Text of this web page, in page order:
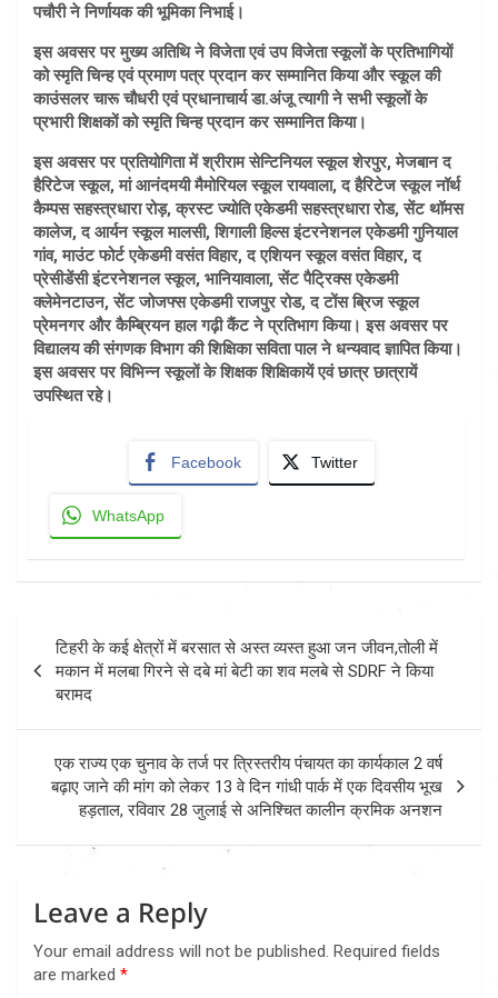
पचौरी ने निर्णायक की भूमिका निभाई।
इस अवसर पर मुख्य अतिथि ने विजेता एवं उप विजेता स्कूलों के प्रतिभागियों
को स्मृति चिन्ह एवं प्रमाण पत्र प्रदान कर सम्मानित किया और स्कूल की
काउंसलर चारू चौधरी एवं प्रधानाचार्य डा.अंजू त्यागी ने सभी स्कूलों के
प्रभारी शिक्षकों को स्मृति चिन्ह प्रदान कर सम्मानित किया।
इस अवसर पर प्रतियोगिता में श्रीराम सेन्टिनियल स्कूल शेरपुर, मेजबान द
हैरिटेज स्कूल, मां आनंदमयी मैमोरियल स्कूल रायवाला, द हैरिटेज स्कूल नॉर्थ
कैम्पस सहस्त्रधारा रोड़, क्रस्ट ज्योति एकेडमी सहस्त्रधारा रोड, सेंट थॉमस
कालेज, द आर्यन स्कूल मालसी, शिगाली हिल्स इंटरनेशनल एकेडमी गुनियाल
गांव, माउंट फोर्ट एकेडमी वसंत विहार, द एशियन स्कूल वसंत विहार, द
प्रेसीडेंसी इंटरनेशनल स्कूल, भानियावाला, सेंट पैट्रिक्स एकेडमी
क्लेमेनटाउन, सेंट जोजफ्स एकेडमी राजपुर रोड, द टोंस ब्रिज स्कूल
प्रेमनगर और कैम्ब्रियन हाल गढ़ी कैंट ने प्रतिभाग किया। इस अवसर पर
विद्यालय की संगणक विभाग की शिक्षिका सविता पाल ने धन्यवाद ज्ञापित किया।
इस अवसर पर विभिन्न स्कूलों के शिक्षक शिक्षिकायें एवं छात्र छात्रायें
उपस्थित रहे।
Facebook Twitter
WhatsApp
Post
navigation
टिहरी के कई क्षेत्रों में बरसात से अस्त व्यस्त हुआ जन जीवन,तोली में
मकान में मलबा गिरने से दबे मां बेटी का शव मलबे से SDRF ने किया
बरामद
एक राज्य एक चुनाव के तर्ज पर त्रिस्तरीय पंचायत का कार्यकाल 2 वर्ष
बढ़ाए जाने की मांग को लेकर 13 वे दिन गांधी पार्क में एक दिवसीय भूख
हड़ताल, रविवार 28 जुलाई से अनिश्चित कालीन क्रमिक अनशन
Leave a Reply
Your email address will not be published. Required fields
are marked *